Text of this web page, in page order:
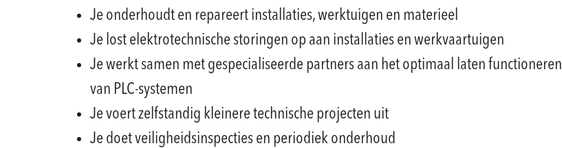
Je onderhoudt en repareert installaties, werktuigen en materieel
Je lost elektrotechnische storingen op aan installaties en werkvaartuigen
Je werkt samen met gespecialiseerde partners aan het optimaal laten functioneren
van PLC-systemen
Je voert zelfstandig kleinere technische projecten uit
Je doet veiligheidsinspecties en periodiek onderhoud